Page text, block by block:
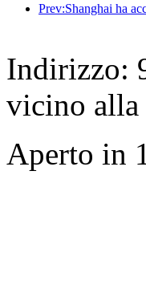
Indirizzo:
vicino alla
Aperto in